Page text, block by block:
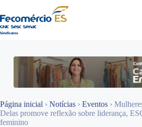
para
o
conteúdo
Página inicial › Notícias › Eventos ›
Delas promove reflexão sobre liderança,
feminino